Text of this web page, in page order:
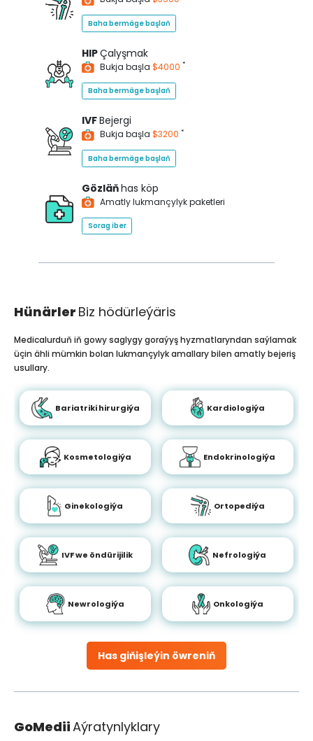
Baha bermäge başlaň
HIPÇalyşmak
Bukja başla $4000 *
Baha bermäge başlaň
IVFBejergi
Bukja başla $3200 *
Baha bermäge başlaň
Gözläňhas köp
Amatly lukmançylyk paketleri
Sorag iber
Hünärler Biz hödürleýäris
Has giňişleýin öwreniň
Medicalurduň iň gowy saglygy goraýyş hyzmatlaryndan saýlamak
üçin ähli mümkin bolan lukmançylyk amallary bilen amatly bejeriş
usullary.
Bariatriki hirurgiýa Kardiologiýa
Kosmetologiýa Endokrinologiýa
Ginekologiýa Ortopediýa
IVF we öndürijilik Nefrologiýa
Newrologiýa Onkologiýa
GoMediiAýratynlyklary